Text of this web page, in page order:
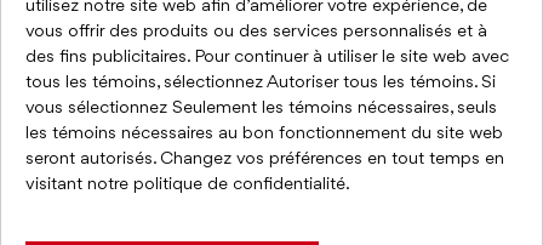
Disponibilité :
Prix à discuter
utilisez notre site web afin d’améliorer votre expérience, de
vous offrir des produits ou des services personnalisés et à
des fins publicitaires. Pour continuer à utiliser le site web avec
tous les témoins, sélectionnez Autoriser tous les témoins. Si
vous sélectionnez Seulement les témoins nécessaires, seuls
les témoins nécessaires au bon fonctionnement du site web
seront autorisés. Changez vos préférences en tout temps en
visitant notre politique de confidentialité.